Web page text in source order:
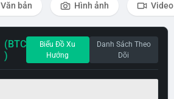
Văn bản Hình ảnh Video
(BTC
)
Biểu Đồ Xu
Hướng
Danh Sách Theo
Dõi